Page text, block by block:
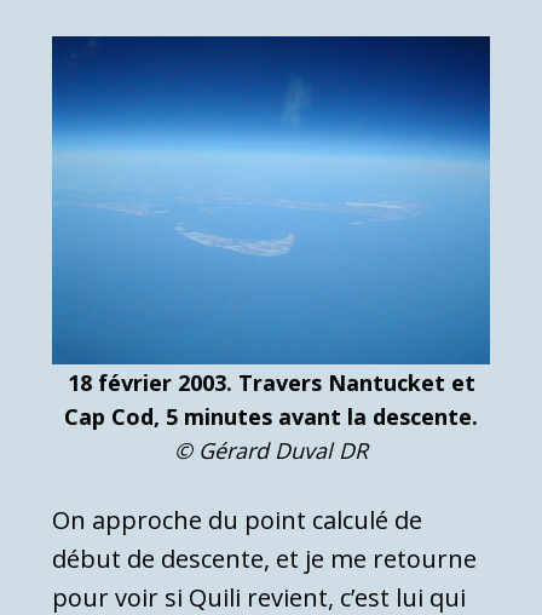
18 février 2003. Travers Nantucket et
Cap Cod, 5 minutes avant la descente.
© Gérard Duval DR
On approche du point calculé de
début de descente, et je me retourne
pour voir si Quili revient, c’est lui qui